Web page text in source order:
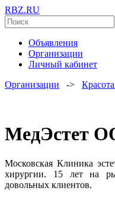
RBZ.RU
Объявления
Организации
Личный кабинет
Организации ->
МедЭстет
Московская Клиника
хирургии. 15 лет на
довольных клиентов.